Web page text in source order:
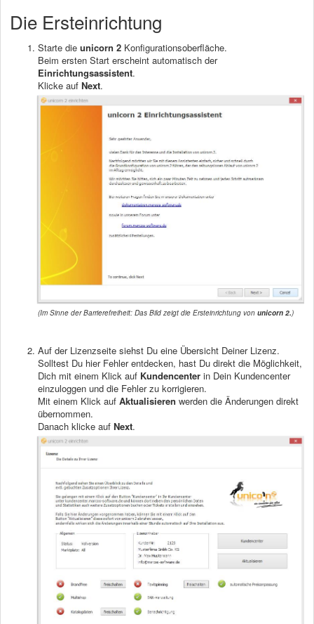
Die Ersteinrichtung
Starte die unicorn 2 Konfigurationsoberfläche.
Beim ersten Start erscheint automatisch der
Einrichtungsassistent.
Klicke auf Next.
(Im Sinne der Barrierefreiheit: Das Bild zeigt die Ersteinrichtung von unicorn 2.)
Auf der Lizenzseite siehst Du eine Übersicht Deiner Lizenz.
Solltest Du hier Fehler entdecken, hast Du direkt die Möglichkeit,
Dich mit einem Klick auf Kundencenter in Dein Kundencenter
einzuloggen und die Fehler zu korrigieren.
Mit einem Klick auf Aktualisieren werden die Änderungen direkt
übernommen.
Danach klicke auf Next.